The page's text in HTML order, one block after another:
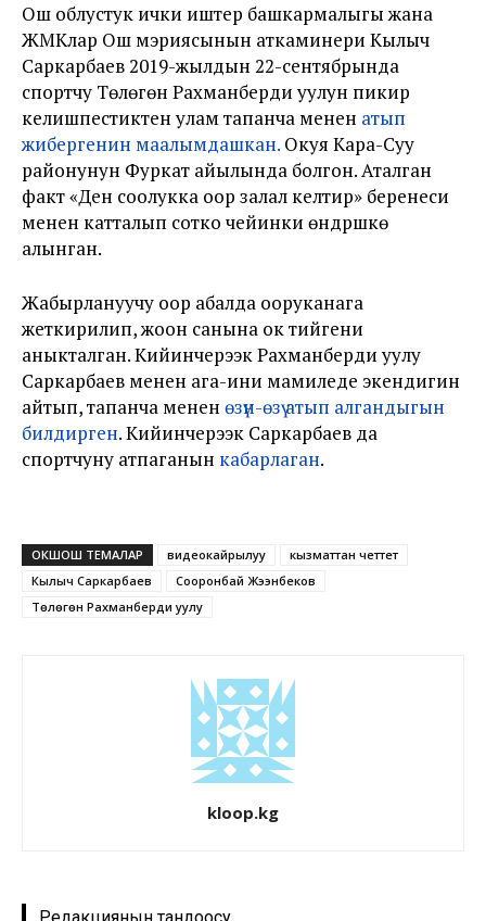
Ош облустук ички иштер башкармалыгы жана
ЖМКлар Ош мэриясынын аткаминери Кылыч
Саркарбаев 2019-жылдын 22-сентябрында
спортчу Төлөгөн Рахманберди уулун пикир
келишпестиктен улам тапанча менен атып
жибергенин маалымдашкан. Окуя Кара-Суу
районунун Фуркат айылында болгон. Аталган
факт «Ден соолукка оор залал келтирүү» беренеси
менен катталып сотко чейинки өндүрүшкө
алынган.
Жабырлануучу оор абалда ооруканага
жеткирилип, жоон санына ок тийгени
аныкталган. Кийинчерээк Рахманберди уулу
Саркарбаев менен ага-ини мамиледе экендигин
айтып, тапанча менен өзүн-өзү атып алгандыгын
билдирген. Кийинчерээк Саркарбаев да
спортчуну атпаганын кабарлаган.
ОКШОШ ТЕМАЛАР видеокайрылуу
кызматтан четтетүү
Кылыч Саркарбаев
Сооронбай Жээнбеков
Төлөгөн Рахманберди уулу
kloop.kg